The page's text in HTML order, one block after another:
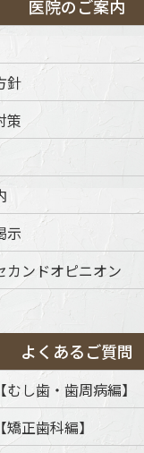
歯科・定期検診 Ultrasonic
teeth
医院のご案内
針
策
示
カンドオピニオン
よくあるご質問
し歯・歯周病編】
正歯科編】